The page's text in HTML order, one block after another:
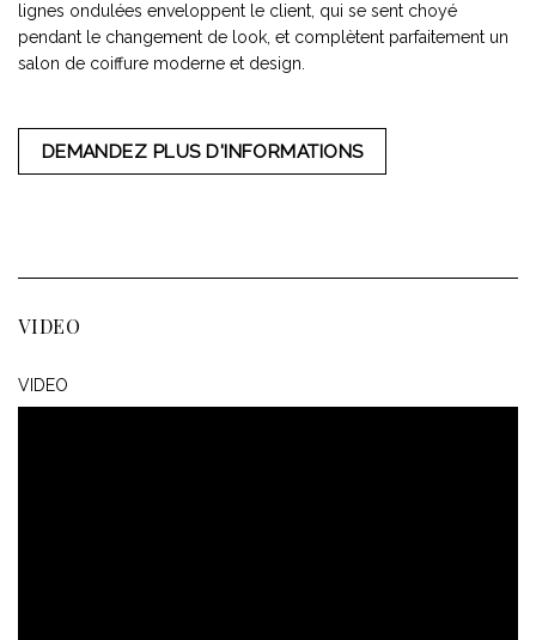
lignes ondulées enveloppent le client, qui se sent choyé
pendant le changement de look, et complètent parfaitement un
salon de coiffure moderne et design.
DEMANDEZ PLUS D'INFORMATIONS
VIDEO
VIDEO